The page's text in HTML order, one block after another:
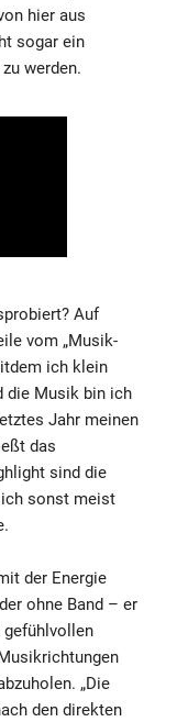
hier aus
sogar ein
werden.
Auf
vom „Musik-
ich klein
die Musik bin ich
Jahr meinen
das
sind die
sonst meist
der Energie
ohne Band – er
gefühlvollen
„Die
den direkten